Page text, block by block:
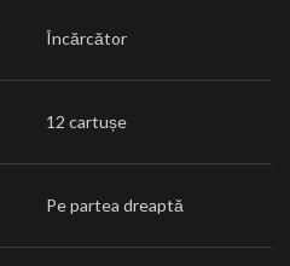
Încărcător
12 cartușe
Pe partea dreaptă